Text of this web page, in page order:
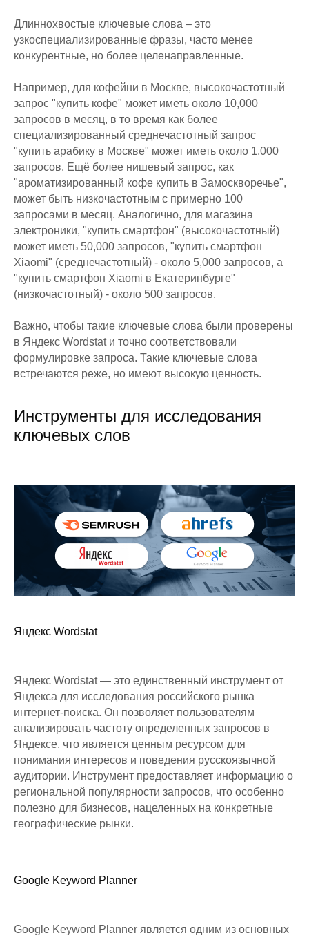
Длиннохвостые ключевые слова – это
узкоспециализированные фразы, часто менее
конкурентные, но более целенаправленные.
Например, для кофейни в Москве, высокочастотный
запрос "купить кофе" может иметь около 10,000
запросов в месяц, в то время как более
специализированный среднечастотный запрос
"купить арабику в Москве" может иметь около 1,000
запросов. Ещё более нишевый запрос, как
"ароматизированный кофе купить в Замоскворечье",
может быть низкочастотным с примерно 100
запросами в месяц. Аналогично, для магазина
электроники, "купить смартфон" (высокочастотный)
может иметь 50,000 запросов, "купить смартфон
Xiaomi" (среднечастотный) - около 5,000 запросов, а
"купить смартфон Xiaomi в Екатеринбурге"
(низкочастотный) - около 500 запросов.
Важно, чтобы такие ключевые слова были проверены
в Яндекс Wordstat и точно соответствовали
формулировке запроса. Такие ключевые слова
встречаются реже, но имеют высокую ценность.
Инструменты для исследования
ключевых слов
Яндекс Wordstat
Яндекс Wordstat — это единственный инструмент от
Яндекса для исследования российского рынка
интернет-поиска. Он позволяет пользователям
анализировать частоту определенных запросов в
Яндексе, что является ценным ресурсом для
понимания интересов и поведения русскоязычной
аудитории. Инструмент предоставляет информацию о
региональной популярности запросов, что особенно
полезно для бизнесов, нацеленных на конкретные
географические рынки.
Google Keyword Planner
Google Keyword Planner является одним из основных